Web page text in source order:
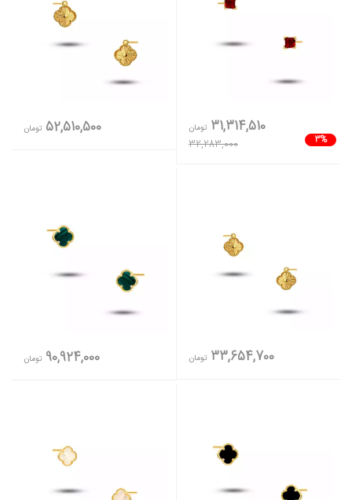
3%
31,314,510 تومان
32,283,000
52,510,500 تومان
33,654,700 تومان 90,924,000 تومان